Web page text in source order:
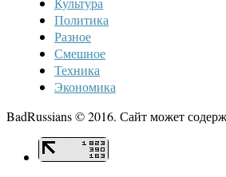
Политика
Разное
Смешное
Техника
Экономика
BadRussians © 2016. Сайт может